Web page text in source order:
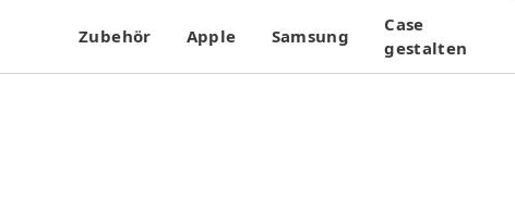
Zubehör Apple Samsung
Case
gestalten